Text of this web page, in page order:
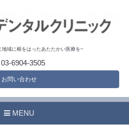
地域に根をはったあたたかい医療を~
03-6904-3505
お問い合わせ
MENU